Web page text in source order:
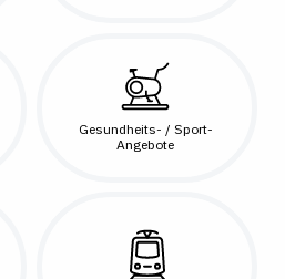
Gesundheits- / Sport-
Angebote